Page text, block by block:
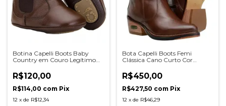
Botina Capelli Boots Baby
Country em Couro Legítimo
R$120,00
R$114,00 com Pix
12 x de R$12,34
Bota Capelli Boots Femi
Clássica Cano Curto Cor
R$450,00
R$427,50 com Pix
12 x de R$46,29